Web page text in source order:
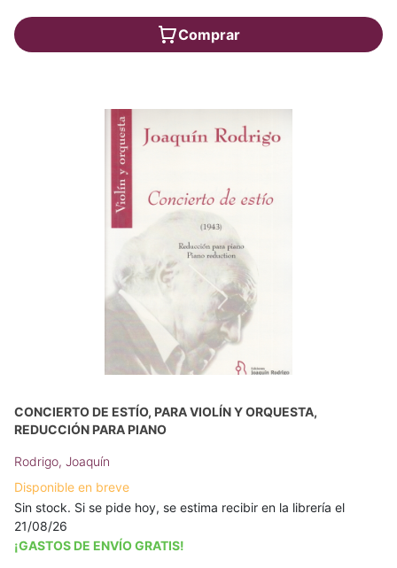
Comprar
CONCIERTO DE ESTÍO, PARA VIOLÍN Y ORQUESTA,
REDUCCIÓN PARA PIANO
Rodrigo, Joaquín
Disponible en breve
Sin stock. Si se pide hoy, se estima recibir en la librería el
21/08/26
¡GASTOS DE ENVÍO GRATIS!